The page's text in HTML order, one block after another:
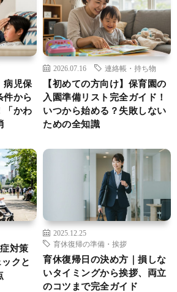
病児保
件から
「かわ
2026.07.16 連絡帳・持ち物
【初めての方向け】保育園の
入園準備リスト完全ガイド！
いつから始める？失敗しない
ための全知識
対策
クと
2025.12.25
育休復帰の準備・挨拶
育休復帰日の決め方｜損しな
いタイミングから挨拶、両立
のコツまで完全ガイド